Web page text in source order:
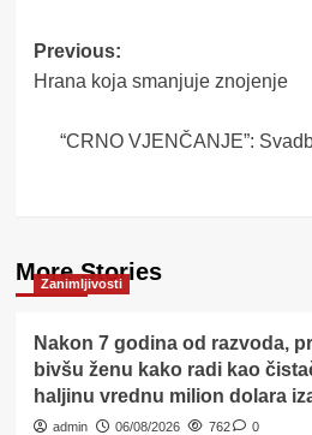
Post
navigation
Previous:
Hrana koja smanjuje znojenje
“CRNO VJENČANJE”:
More Stories
Zanimljivosti
Nakon 7 godina od razvoda,
bivšu ženu kako radi kao
haljinu vrednu milion dolara
admin 06/08/2026 762 0